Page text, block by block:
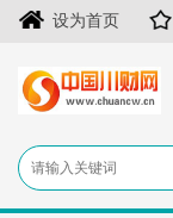
设为首页